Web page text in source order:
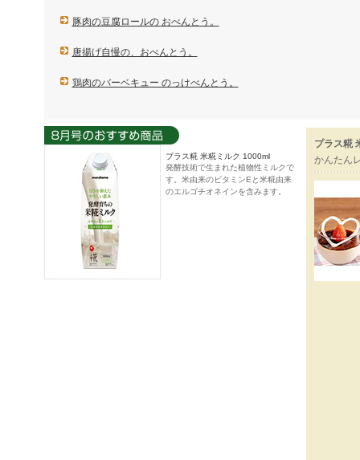
豚肉の豆腐ロールの おべんとう。
唐揚げ自慢の、おべんとう。
鶏肉のバーベキュー のっけべんとう。
プラス糀 米糀ミルク 1000ml
発酵技術で生まれた植物性ミルクで
す。米由来のビタミンEと米糀由来
のエルゴチオネインを含みます。
プラス糀
かんたん